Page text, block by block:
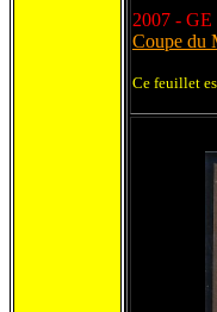
2007 -
Coupe du
Ce feuillet